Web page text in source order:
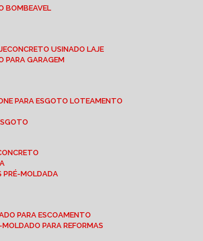
BOMBEAVEL
CONCRETO USINADO LAJE
PARA GARAGEM
PARA ESGOTO LOTEAMENTO
PRÉ-MOLDADA
PARA ESCOAMENTO
MOLDADO PARA REFORMAS